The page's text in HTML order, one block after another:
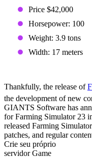
Price $42,000
Horsepower: 100
Weight: 3.9 tons
Width: 17 meters
Thankfully, the release of
the development of new
GIANTS Software has
for Farming Simulator 23
released Farming
patches, and regular
Crie seu próprio
servidor Game